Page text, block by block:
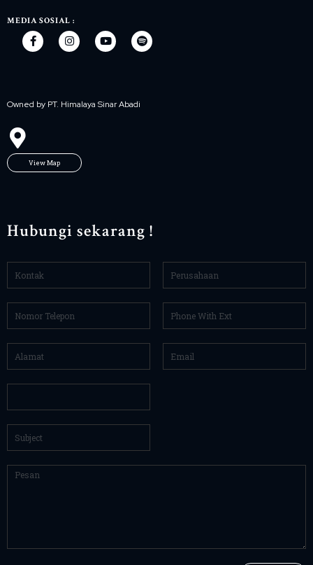
MEDIA SOSIAL :
Owned by PT. Himalaya Sinar Abadi
View Map
Hubungi sekarang !